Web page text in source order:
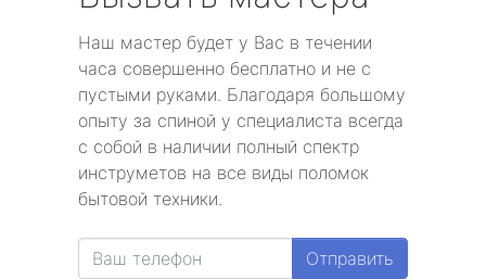
Наш мастер будет у Вас в течении
часа совершенно бесплатно и не с
пустыми руками. Благодаря большому
опыту за спиной у специалиста всегда
с собой в наличии полный спектр
инструметов на все виды поломок
бытовой техники.
Отправить